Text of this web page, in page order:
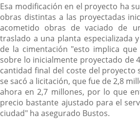
Esa modificación en el proyecto ha
obras distintas a las proyectadas
acometido obras de vaciado de
traslado a una planta especializada
de la cimentación "esto implica
sobre lo inicialmente proyectado de
cantidad final del coste del proyecto
se sacó a licitación, que fue de 2,8
ahora en 2,7 millones, por lo que
precio bastante ajustado para el
ciudad" ha asegurado Bustos.